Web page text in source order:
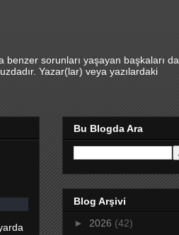
sorunları yaşayan başkaları da
Yazar(lar) veya yazılardaki
Bu Blogda Ara
Blog Arşivi
► 2026 (42)